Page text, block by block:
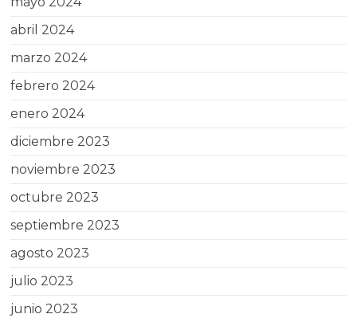
abril 2024
marzo 2024
febrero 2024
enero 2024
diciembre 2023
noviembre 2023
octubre 2023
septiembre 2023
agosto 2023
julio 2023
junio 2023